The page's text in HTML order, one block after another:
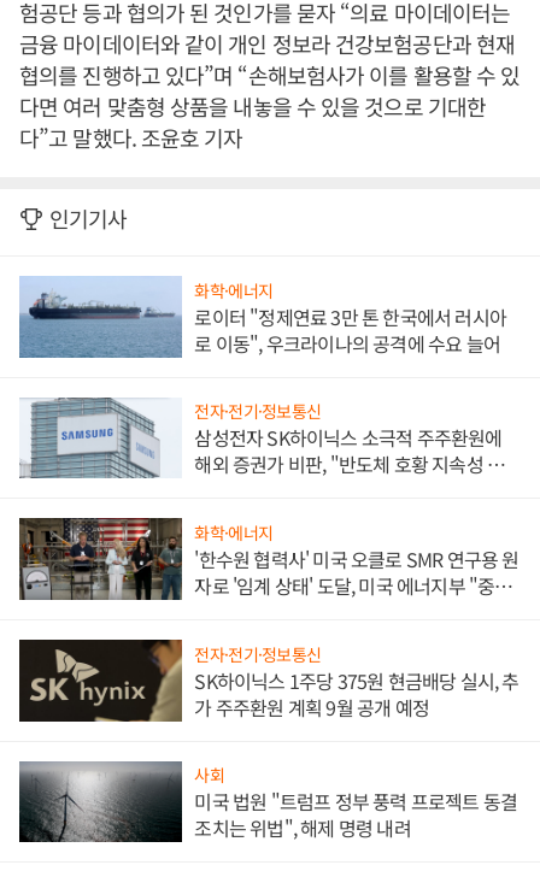
험공단 등과 협의가 된 것인가를 묻자 “의료 마이데이터는
금융 마이데이터와 같이 개인 정보라 건강보험공단과 현재
협의를 진행하고 있다”며 “손해보험사가 이를 활용할 수 있
다면 여러 맞춤형 상품을 내놓을 수 있을 것으로 기대한
다”고 말했다. 조윤호 기자
인기기사
화학·에너지
로이터 "정제연료 3만 톤 한국에서 러시아
로 이동", 우크라이나의 공격에 수요 늘어
전자·전기·정보통신
삼성전자 SK하이닉스 소극적 주주환원에
해외 증권가 비판, "반도체 호황 지속성 의
화학·에너지
'한수원 협력사' 미국 오클로 SMR 연구용 원
자로 '임계 상태' 도달, 미국 에너지부 "중요
전자·전기·정보통신
SK하이닉스 1주당 375원 현금배당 실시, 추
가 주주환원 계획 9월 공개 예정
사회
미국 법원 "트럼프 정부 풍력 프로젝트 동결
조치는 위법", 해제 명령 내려